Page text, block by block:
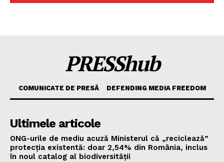
PRESShub
COMUNICATE DE PRESĂ DEFENDING MEDIA FREEDOM
Ultimele articole
ONG-urile de mediu acuză Ministerul că „reciclează”
protecția existentă: doar 2,54% din România, inclus
în noul catalog al biodiversității